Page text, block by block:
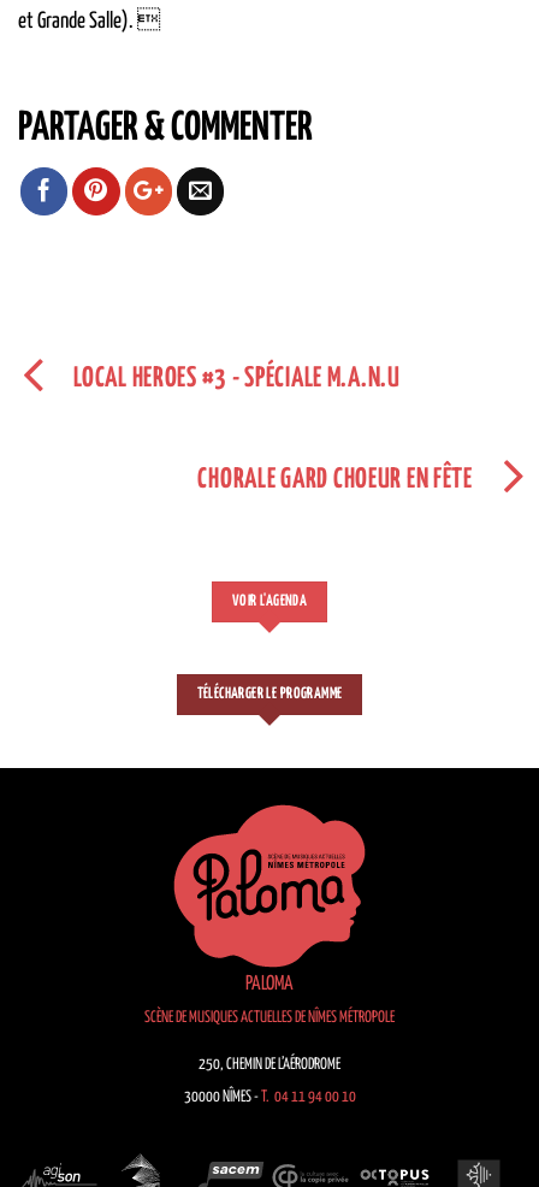
et Grande Salle). 
PARTAGER & COMMENTER
LOCAL HEROES #3 - SPÉCIALE M.A.N.U
CHORALE GARD CHOEUR EN FÊTE
VOIR L'AGENDA
TÉLÉCHARGER LE PROGRAMME
PALOMA
SCÈNE DE MUSIQUES ACTUELLES DE NÎMES MÉTROPOLE
250, CHEMIN DE L’AÉRODROME
30000 NÎMES -T. 04 11 94 00 10